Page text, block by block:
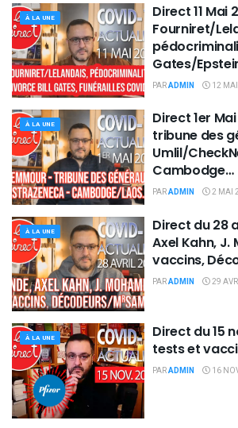
À LA UNE
Direct 11 Mai
Fourniret/
Gates/
covid, MIT et
PARADMIN 12
À LA UNE
Direct 1er
tribune des
Umlil/
Cambodge…
PARADMIN 2 MAI
À LA UNE
Direct du 28
Axel Kahn, J.
vaccins,
PARADMIN 29
À LA UNE
Direct du 15
tests et
PARADMIN 16